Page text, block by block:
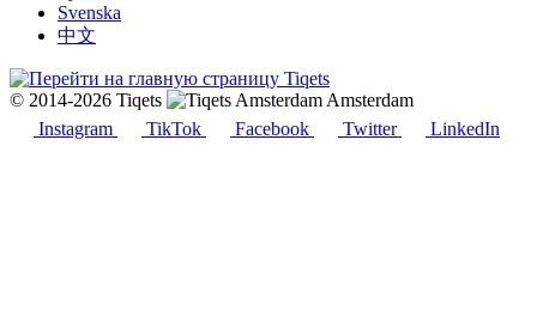
Svenska
中文
© 2014-2026 Tiqets
Amsterdam
Instagram
TikTok Facebook Twitter LinkedIn